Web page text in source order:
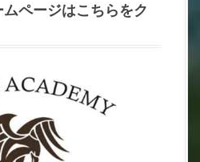
ページはこちらをク